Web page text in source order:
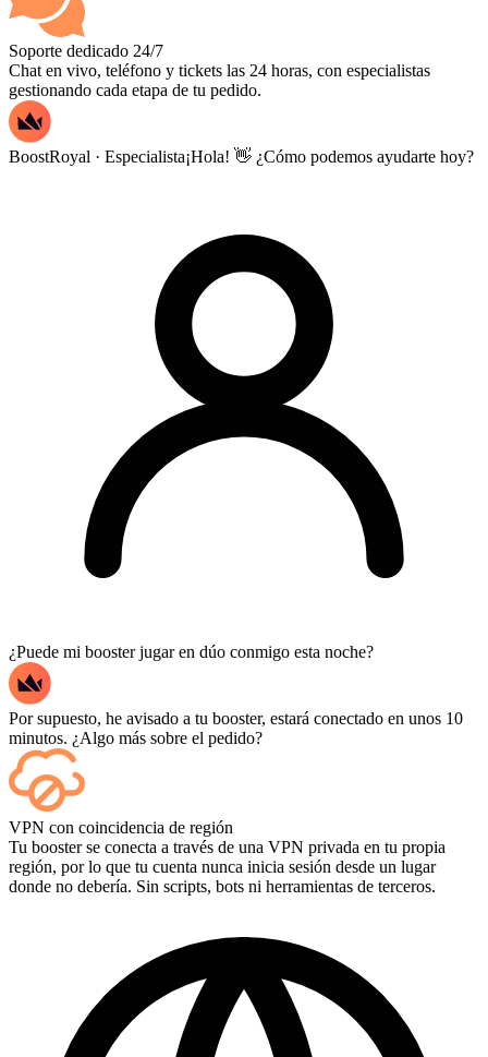
Soporte dedicado 24/7
Chat en vivo, teléfono y tickets las 24 horas, con especialistas
gestionando cada etapa de tu pedido.
BoostRoyal · Especialista¡Hola! 👋 ¿Cómo podemos ayudarte hoy?
¿Puede mi booster jugar en dúo conmigo esta noche?
Por supuesto, he avisado a tu booster, estará conectado en unos 10
minutos. ¿Algo más sobre el pedido?
Sí, cada partida aparece en tu panel de control a medida que termina,
y si quieres ver las partidas en sí, añade Streaming al finalizar la
compra.
VPN con coincidencia de región
Tu booster se conecta a través de una VPN privada en tu propia
región, por lo que tu cuenta nunca inicia sesión desde un lugar
donde no debería. Sin scripts, bots ni herramientas de terceros.